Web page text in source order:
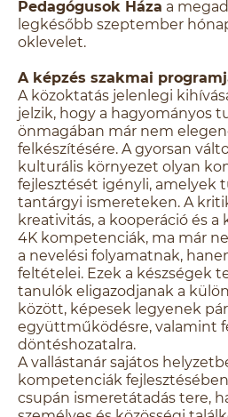
Pedagógusok Háza a
legkésőbb szeptember
oklevelet.
A képzés szakmai
A közoktatás jelenlegi
jelzik, hogy a hagyományos
önmagában már nem
felkészítésére. A gyorsan
kulturális környezet olyan
fejlesztését igényli, amelyek
tantárgyi ismereteken. A
kreativitás, a kooperáció és a
4K kompetenciák, ma már
a nevelési folyamatnak,
feltételei. Ezek a készségek
tanulók eligazodjanak a
között, képesek legyenek
együttműködésre, valamint
döntéshozatalra.
A vallástanár sajátos
kompetenciák
csupán ismeretátadás tere,